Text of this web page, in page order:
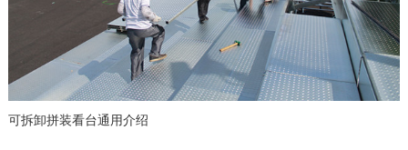
可拆卸拼装看台通用介绍